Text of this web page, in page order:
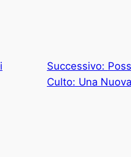
Successivo:
Culto: Una